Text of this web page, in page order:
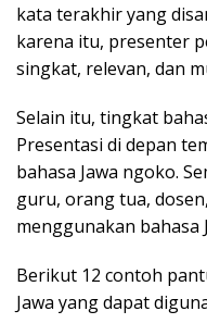
kata terakhir yang
karena itu, presenter
singkat, relevan, dan
Selain itu, tingkat
Presentasi di depan
bahasa Jawa ngoko.
guru, orang tua,
menggunakan bahasa
Berikut 12 contoh
Jawa yang dapat